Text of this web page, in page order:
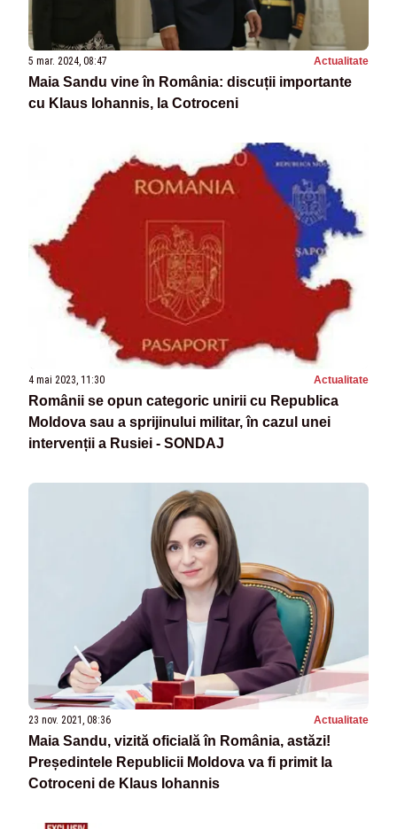
5 mar. 2024, 08:47 Actualitate
Maia Sandu vine în România: discuții importante
cu Klaus Iohannis, la Cotroceni
4 mai 2023, 11:30 Actualitate
Românii se opun categoric unirii cu Republica
Moldova sau a sprijinului militar, în cazul unei
intervenții a Rusiei - SONDAJ
23 nov. 2021, 08:36 Actualitate
Maia Sandu, vizită oficială în România, astăzi!
Președintele Republicii Moldova va fi primit la
Cotroceni de Klaus Iohannis